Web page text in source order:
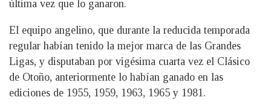
última vez que lo ganaron.
El equipo angelino, que durante la reducida temporada
regular habían tenido la mejor marca de las Grandes
Ligas, y disputaban por vigésima cuarta vez el Clásico
de Otoño, anteriormente lo habían ganado en las
ediciones de 1955, 1959, 1963, 1965 y 1981.